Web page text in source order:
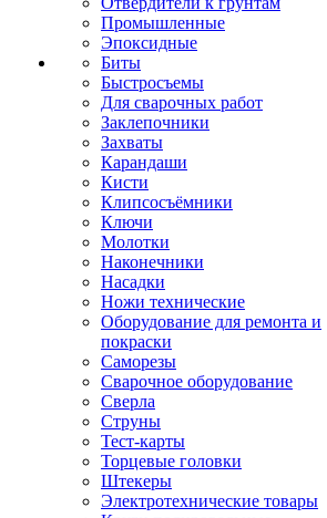
Промышленные
Эпоксидные
Биты
Быстросъемы
Для сварочных работ
Заклепочники
Захваты
Карандаши
Кисти
Клипсосъёмники
Ключи
Молотки
Наконечники
Насадки
Ножи технические
Оборудование для ремонта и
покраски
Саморезы
Сварочное оборудование
Сверла
Струны
Тест-карты
Торцевые головки
Штекеры
Электротехнические товары